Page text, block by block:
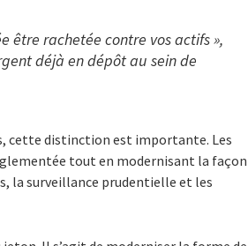
être rachetée contre vos actifs »,
déjà en dépôt au sein de
cette distinction est importante. Les
tout en modernisant la façon
la surveillance prudentielle et les